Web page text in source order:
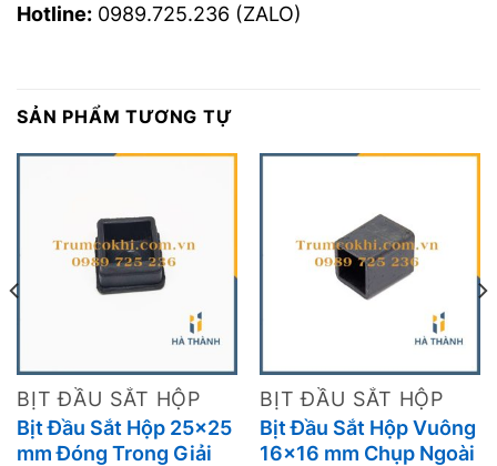
Hotline: 0989.725.236 (ZALO)
SẢN PHẨM TƯƠNG TỰ
BỊT ĐẦU SẮT HỘP
Bịt Đầu Sắt Hộp 25×25
mm Đóng Trong Giải
BỊT ĐẦU SẮT HỘP
Bịt Đầu Sắt Hộp Vuông
16×16 mm Chụp Ngoài